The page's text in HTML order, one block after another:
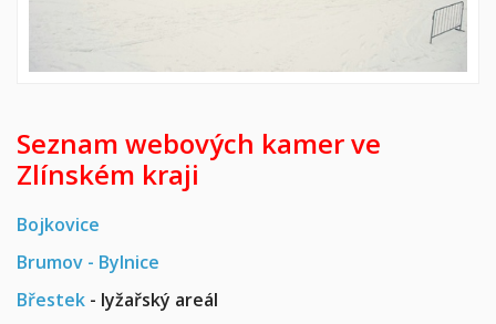
Seznam webových kamer ve
Zlínském kraji
Bojkovice
Brumov - Bylnice
Břestek - lyžařský areál